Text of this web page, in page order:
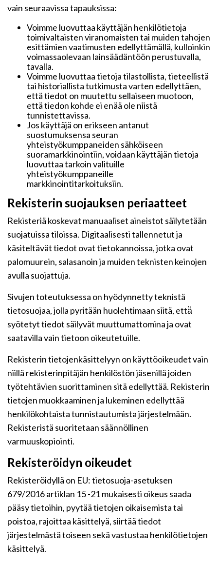
vain seuraavissa tapauksissa:
Voimme luovuttaa käyttäjän henkilötietoja
toimivaltaisten viranomaisten tai muiden tahojen
esittämien vaatimusten edellyttämällä, kulloinkin
voimassaolevaan lainsäädäntöön perustuvalla,
tavalla.
Voimme luovuttaa tietoja tilastollista, tieteellistä
tai historiallista tutkimusta varten edellyttäen,
että tiedot on muutettu sellaiseen muotoon,
että tiedon kohde ei enää ole niistä
tunnistettavissa.
Jos käyttäjä on erikseen antanut
suostumuksensa seuran
yhteistyökumppaneiden sähköiseen
suoramarkkinointiin, voidaan käyttäjän tietoja
luovuttaa tarkoin valituille
yhteistyökumppaneille
markkinointitarkoituksiin.
Rekisterin suojauksen periaatteet
Rekisteriä koskevat manuaaliset aineistot säilytetään
suojatuissa tiloissa. Digitaalisesti tallennetut ja
käsiteltävät tiedot ovat tietokannoissa, jotka ovat
palomuurein, salasanoin ja muiden teknisten keinojen
avulla suojattuja.
Sivujen toteutuksessa on hyödynnetty teknistä
tietosuojaa, jolla pyritään huolehtimaan siitä, että̈
syötetyt tiedot säilyvät muuttumattomina ja ovat
saatavilla vain tietoon oikeutetuille.
Rekisterin tietojenkäsittelyyn on käyttöoikeudet vain
niillä rekisterinpitäjän henkilöstön jäsenillä joiden
työtehtävien suorittaminen sitä edellyttää. Rekisterin
tietojen muokkaaminen ja lukeminen edellyttää
henkilökohtaista tunnistautumista järjestelmään.
Rekisteristä suoritetaan säännöllinen
varmuuskopiointi.
Rekisteröidyn oikeudet
Rekisteröidyllä on EU: tietosuoja-asetuksen
679/2016 artiklan 15 -21 mukaisesti oikeus saada
pääsy tietoihin, pyytää tietojen oikaisemista tai
poistoa, rajoittaa käsittelyä, siirtää tiedot
järjestelmästä toiseen sekä vastustaa henkilötietojen
käsittelyä.